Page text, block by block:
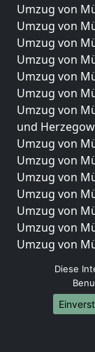
Umzug von
Umzug von
Umzug von
Umzug von
Umzug von
Umzug von
Umzug von
und
Umzug von
Umzug von
Umzug von
Umzug von
Umzug von
Umzug von
Umzug von
Umzug von
Umzug von
Umzug von
Umzug von
Diese